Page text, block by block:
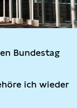
Bundestag
ich wieder